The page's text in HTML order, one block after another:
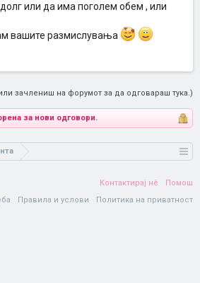
или да има поголем обем , или
вашите размислувања
зачлениш на форумот за да одговараш тука.)
за нови одговори.
Контактирај нè
Помош
Правила и услови
Политика на приватност